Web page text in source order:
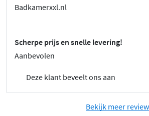
Badkamerxxl.nl
Scherpe prijs en snelle levering!
Aanbevolen
Deze klant beveelt ons aan
Bekijk meer